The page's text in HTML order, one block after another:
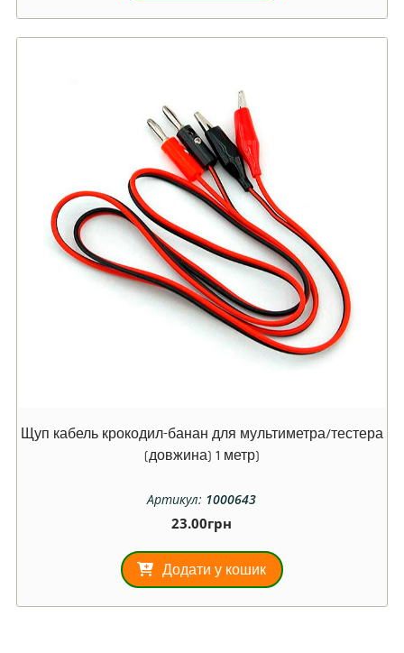
Щуп кабель крокодил-банан для мультиметра/тестера
(довжина) 1 метр)
Артикул: 1000643
23.00грн
Додати у кошик